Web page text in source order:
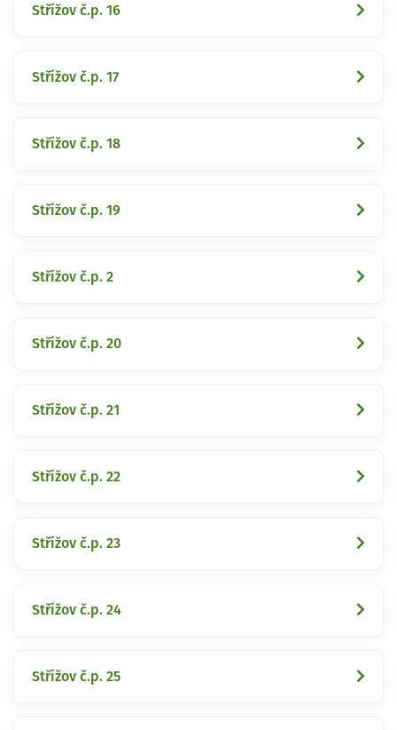
Střížov č.p. 16
Střížov č.p. 17
Střížov č.p. 18
Střížov č.p. 19
Střížov č.p. 2
Střížov č.p. 20
Střížov č.p. 21
Střížov č.p. 22
Střížov č.p. 23
Střížov č.p. 24
Střížov č.p. 25